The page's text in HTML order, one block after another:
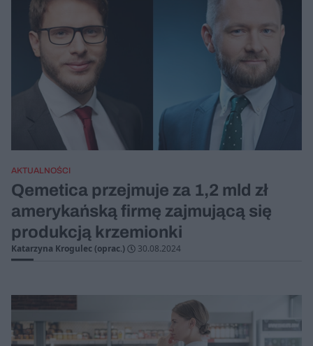
AKTUALNOŚCI
Qemetica przejmuje za 1,2 mld zł
amerykańską firmę zajmującą się
produkcją krzemionki
Katarzyna Krogulec (oprac.) 30.08.2024